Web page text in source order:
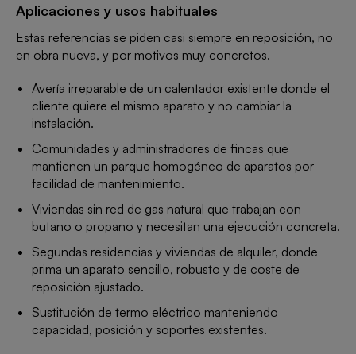
Aplicaciones y usos habituales
Estas referencias se piden casi siempre en reposición, no
en obra nueva, y por motivos muy concretos.
Avería irreparable de un calentador existente donde el
cliente quiere el mismo aparato y no cambiar la
instalación.
Comunidades y administradores de fincas que
mantienen un parque homogéneo de aparatos por
facilidad de mantenimiento.
Viviendas sin red de gas natural que trabajan con
butano o propano y necesitan una ejecución concreta.
Segundas residencias y viviendas de alquiler, donde
prima un aparato sencillo, robusto y de coste de
reposición ajustado.
Sustitución de termo eléctrico manteniendo
capacidad, posición y soportes existentes.